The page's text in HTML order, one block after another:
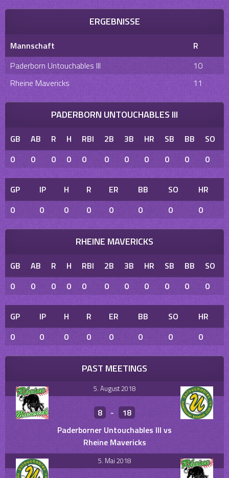
ERGEBNISSE
Mannschaft
R
Paderborn Untouchables III
10
Rheine Mavericks
11
PADERBORN UNTOUCHABLES III
GB AB R H RBI 2B 3B HR SB BB SO
0
0 0 0 0 0 0 0 0 0 0
GP IP H R ER BB SO
HR
0
0 0 0 0 0 0 0
RHEINE MAVERICKS
GB AB R H RBI 2B 3B HR SB BB SO
0
0 0 0 0 0 0 0 0 0 0
GP IP H R ER BB SO
HR
0
0 0 0 0 0 0 0
PAST MEETINGS
5. August 2018
8 -
18
Paderborner Untouchables III vs
Rheine Mavericks
5. Mai 2018